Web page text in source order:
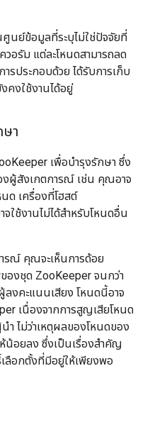
นย์ข้อมูลที่ระบุไม่ใช่ปัจจัยที่
อรัม แต่ละโหนดสามารถลด
รประกอบด้วย ได้รับการเก็บ
คงใช้งานได้อยู่
า
เพื่อบำรุงรักษา ซึ่ง
งผู้สังเกตการณ์ เช่น คุณอาจ
ด เครื่องที่โฮสต์
ใช้งานไม่ได้สำหรับโหนดอื่น
รณ์ คุณจะเห็นการด้อย
องชุด ZooKeeper จนกว่า
งคะแนนเสียง โหนดนี้อาจ
เนื่องจากการสูญเสียโหนด
ำ ไม่ว่าเหตุผลของโหนดของ
น้อยลง ซึ่งเป็นเรื่องสำคัญ
ลือกตั้งที่มีอยู่ให้เพียงพอ